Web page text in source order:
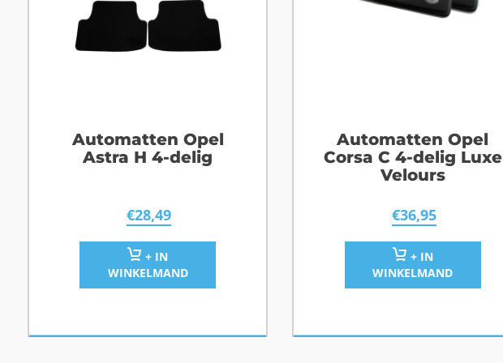
Automatten Opel
Astra H 4-delig
€28,49
+ IN
WINKELMAND
Automatten Opel
Corsa C 4-delig Luxe
Velours
€36,95
+ IN
WINKELMAND